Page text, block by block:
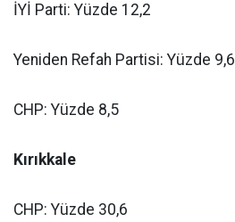
İYİ Parti: Yüzde 12,2
Yeniden Refah Partisi: Yüzde 9,6
CHP: Yüzde 8,5
Kırıkkale
CHP: Yüzde 30,6